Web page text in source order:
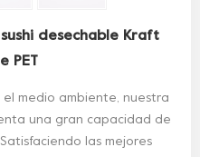
desechable Kraft
PET
medio ambiente, nuestra
una gran capacidad de
las mejores